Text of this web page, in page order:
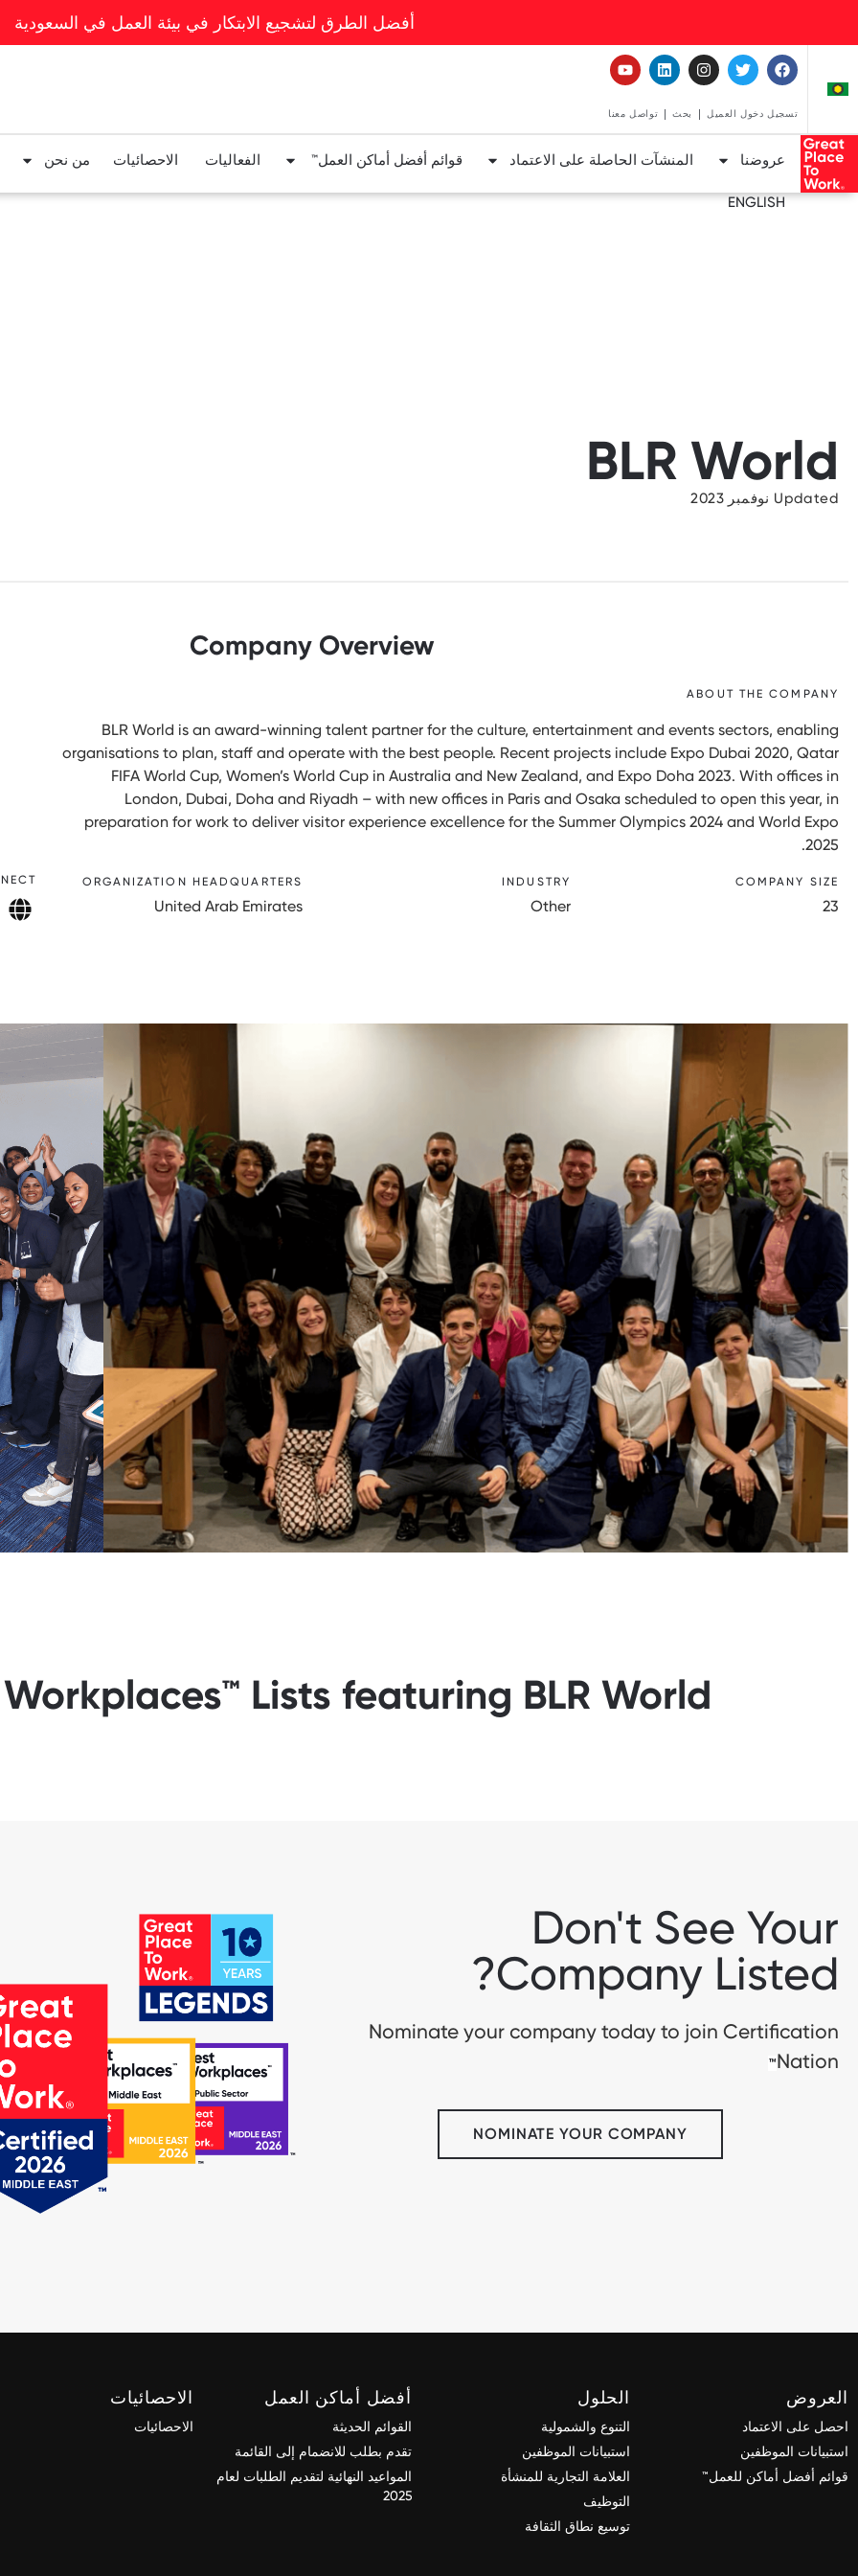
أفضل الطرق لتشجيع الابتكار في بيئة العمل في السعودية
تسجيل دخول العميل بحث تواصل معنا
عروضنا المنشآت الحاصلة على الاعتماد قوائم أفضل أماكن العمل™ الفعاليات الاحصائيات من نحن
ENGLISH
BLR World
Updated نوفمبر 2023
Company Overview
ABOUT THE COMPANY
BLR World is an award-winning talent partner for the culture, entertainment and events sectors, enabling
organisations to plan, staff and operate with the best people. Recent projects include Expo Dubai 2020, Qatar
FIFA World Cup, Women’s World Cup in Australia and New Zealand, and Expo Doha 2023. With offices in
London, Dubai, Doha and Riyadh – with new offices in Paris and Osaka scheduled to open this year, in
preparation for work to deliver visitor experience excellence for the Summer Olympics 2024 and World Expo
2025.
COMPANY SIZE
23
INDUSTRY
Other
ORGANIZATION HEADQUARTERS
United Arab Emirates
Lists featuring BLR World
Don't See Your
Company Listed?
Nominate your company today to join Certification
Nation
™
NOMINATE YOUR COMPANY
العروض
احصل على الاعتماد
استبيانات الموظفين
قوائم أفضل أماكن للعمل™
الحلول
التنوع والشمولية
استبيانات الموظفين
العلامة التجارية للمنشأة
التوظيف
توسيع نطاق الثقافة
أفضل أماكن العمل
القوائم الحديثة
تقدم بطلب للانضمام إلى القائمة
المواعيد النهائية لتقديم الطلبات لعام
2025
الاحصائيات
الاحصائيات